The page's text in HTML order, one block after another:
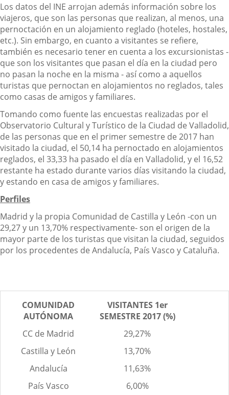
Los datos del INE arrojan además información sobre los
viajeros, que son las personas que realizan, al menos, una
pernoctación en un alojamiento reglado (hoteles, hostales,
etc.). Sin embargo, en cuanto a visitantes se refiere,
también es necesario tener en cuenta a los excursionistas -
que son los visitantes que pasan el día en la ciudad pero
no pasan la noche en la misma - así como a aquellos
turistas que pernoctan en alojamientos no reglados, tales
como casas de amigos y familiares.
Tomando como fuente las encuestas realizadas por el
Observatorio Cultural y Turístico de la Ciudad de Valladolid,
de las personas que en el primer semestre de 2017 han
visitado la ciudad, el 50,14 ha pernoctado en alojamientos
reglados, el 33,33 ha pasado el día en Valladolid, y el 16,52
restante ha estado durante varios días visitando la ciudad,
y estando en casa de amigos y familiares.
Perfiles
Madrid y la propia Comunidad de Castilla y León -con un
29,27 y un 13,70% respectivamente- son el origen de la
mayor parte de los turistas que visitan la ciudad, seguidos
por los procedentes de Andalucía, País Vasco y Cataluña.
COMUNIDAD
AUTÓNOMA
VISITANTES 1er
SEMESTRE 2017 (%)
CC de Madrid
29,27%
Castilla y León
13,70%
Andalucía
11,63%
País Vasco
6,00%